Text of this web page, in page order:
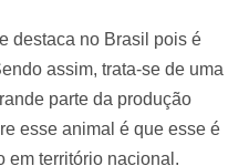
destaca no Brasil pois é
assim, trata-se de uma
parte da produção
esse animal é que esse é
em território nacional.